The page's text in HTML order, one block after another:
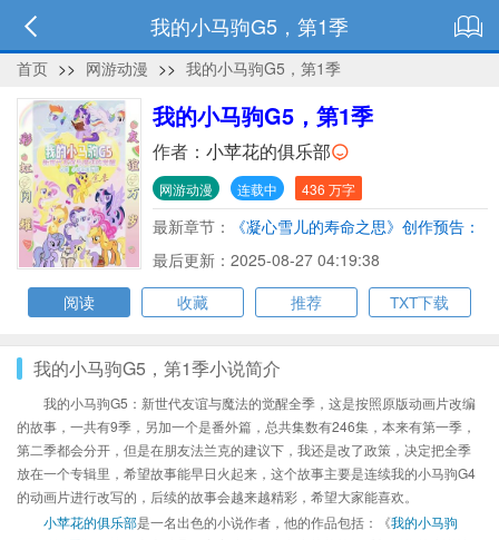
我的小马驹G5，第1季
首页 >> 网游动漫 >> 我的小马驹G5，第1季
我的小马驹G5，第1季
作者： 小苹花的俱乐部
网游动漫 连载中 436 万字
最新章节：
《凝心雪儿的寿命之思》创作预告：
3天断更与匠心打磨
最后更新：2025-08-27 04:19:38
阅读
收藏 推荐 TXT下载
我的小马驹G5，第1季小说简介
我的小马驹G5：新世代友谊与魔法的觉醒全季，这是按照原版动画片改编
的故事，一共有9季，另加一个是番外篇，总共集数有246集，本来有第一季，
第二季都会分开，但是在朋友法兰克的建议下，我还是改了政策，决定把全季
放在一个专辑里，希望故事能早日火起来，这个故事主要是连续我的小马驹G4
的动画片进行改写的，后续的故事会越来越精彩，希望大家能喜欢。
小苹花的俱乐部是一名出色的小说作者，他的作品包括：《我的小马驹